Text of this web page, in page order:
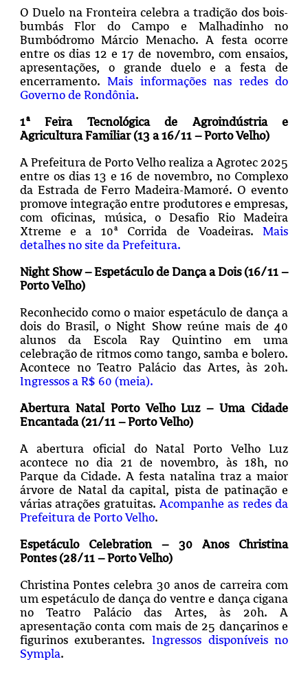
O Duelo na Fronteira celebra a tradição dos bois-
bumbás Flor do Campo e Malhadinho no
Bumbódromo Márcio Menacho. A festa ocorre
entre os dias 12 e 17 de novembro, com ensaios,
apresentações, o grande duelo e a festa de
encerramento.Mais informações nas redes do
Governo de Rondônia.
1ª Feira Tecnológica de Agroindústria e
Agricultura Familiar (13 a 16/11 – Porto Velho)
A Prefeitura de Porto Velho realiza a Agrotec 2025
entre os dias 13 e 16 de novembro, no Complexo
da Estrada de Ferro Madeira-Mamoré. O evento
promove integração entre produtores e empresas,
com oficinas, música, o Desafio Rio Madeira
Xtreme e a 10ª Corrida de Voadeiras.Mais
detalhes no site da Prefeitura.
Night Show – Espetáculo de Dança a Dois (16/11 –
Porto Velho)
Reconhecido como o maior espetáculo de dança a
dois do Brasil, o Night Show reúne mais de 40
alunos da Escola Ray Quintino em uma
celebração de ritmos como tango, samba e bolero.
Acontece no Teatro Palácio das Artes, às 20h.
Ingressos a R$ 60 (meia).
Abertura Natal Porto Velho Luz – Uma Cidade
Encantada (21/11 – Porto Velho)
A abertura oficial do Natal Porto Velho Luz
acontece no dia 21 de novembro, às 18h, no
Parque da Cidade. A festa natalina traz a maior
árvore de Natal da capital, pista de patinação e
várias atrações gratuitas. Acompanhe as redes da
Prefeitura de Porto Velho.
Espetáculo Celebration – 30 Anos Christina
Pontes (28/11 – Porto Velho)
Christina Pontes celebra 30 anos de carreira com
um espetáculo de dança do ventre e dança cigana
no Teatro Palácio das Artes, às 20h. A
apresentação conta com mais de 25 dançarinos e
figurinos exuberantes. Ingressos disponíveis no
Sympla.